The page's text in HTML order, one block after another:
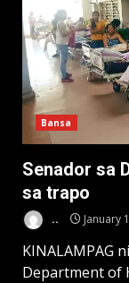
Bansa
Senador sa
sa trapo
.. January
KINALAMPAG
Department of